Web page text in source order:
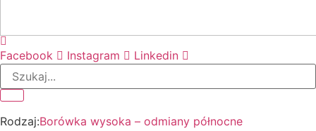
Facebook Instagram Linkedin
Rodzaj:Borówka wysoka – odmiany północne